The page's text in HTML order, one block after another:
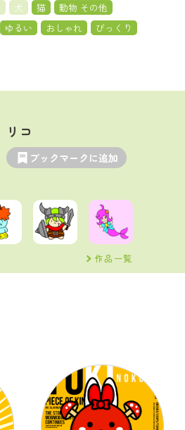
犬 猫
動物 その他
ゆるい おしゃれ
びっくり
リコ
ブックマークに追加
作品一覧